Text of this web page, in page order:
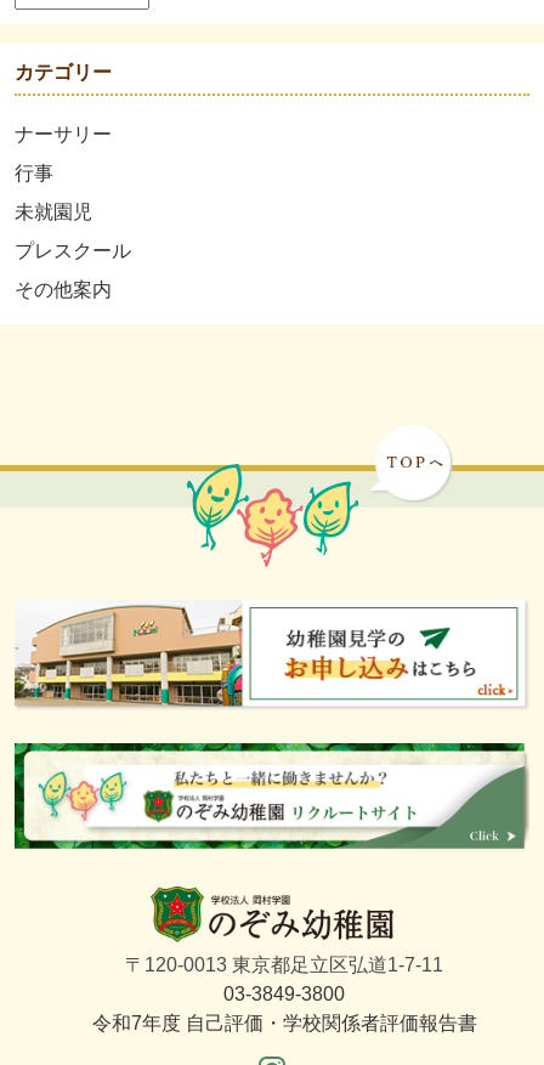
カテゴリー
ナーサリー
行事
未就園児
プレスクール
その他案内
〒120-0013 東京都足立区弘道1-7-11
03-3849-3800
令和7年度 自己評価・学校関係者評価報告書